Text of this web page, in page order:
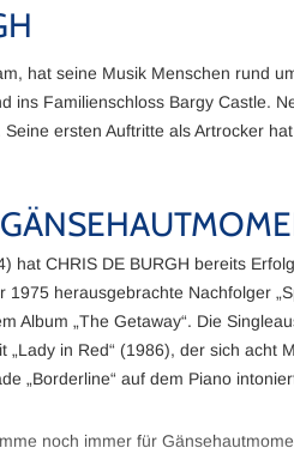
hat seine Musik Menschen rund
ins Familienschloss Bargy Castle.
ersten Auftritte als
hat CHRIS DE BURGH bereits
herausgebrachte Nachfolger
„The Getaway“. Die
in Red“ (1986), der sich
„Borderline“ auf dem Piano
noch immer für